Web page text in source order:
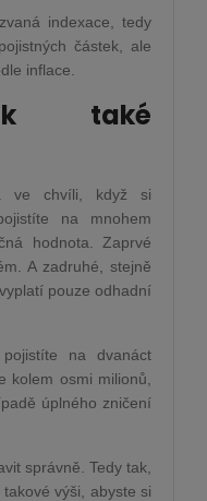
indexace, tedy
částek, ale
inflace.
také
ve chvíli, když si
na mnohem
hodnota. Zaprvé
A zadruhé, stejně
pouze odhadní
na dvanáct
kolem osmi milionů,
úplného zničení
správně. Tedy tak,
výši, abyste si